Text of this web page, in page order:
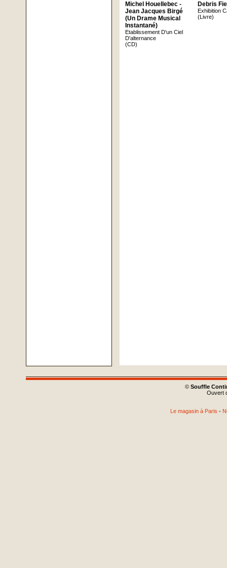
Michel Houellebec -
Jean Jacques Birgé
(Un Drame Musical
Instantané)
Etablissement D'un Ciel
D'alternance
(CD)
Debris
Exhibition
(Livre)
© Souffle
Ouvert
Le magasin à Paris -